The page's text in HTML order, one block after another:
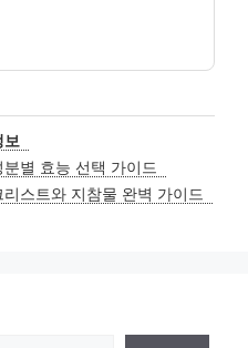
보
별 효능 선택 가이드
스트와 지참물 완벽 가이드